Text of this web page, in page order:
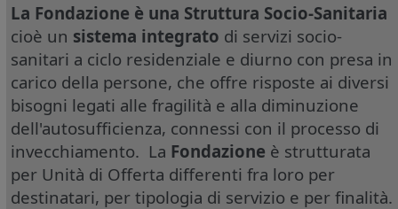
La Fondazione è una Struttura Socio-Sanitaria
cioè un sistema integrato di servizi socio-
sanitari a ciclo residenziale e diurno con presa in
carico della persone, che offre risposte ai diversi
bisogni legati alle fragilità e alla diminuzione
dell'autosufficienza, connessi con il processo di
invecchiamento. La Fondazione è strutturata
per Unità di Offerta differenti fra loro per
destinatari, per tipologia di servizio e per finalità.